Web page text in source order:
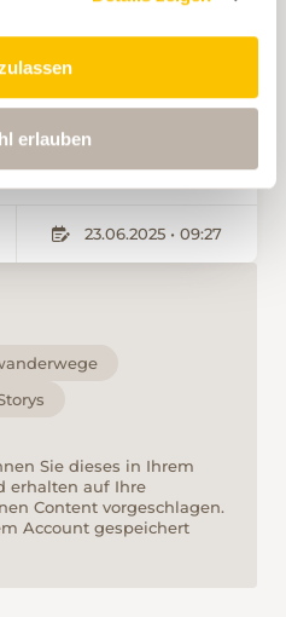
erlauben
23.06.2025 • 09:27
Sie dieses in Ihrem
erhalten auf Ihre
Content vorgeschlagen.
Account gespeichert